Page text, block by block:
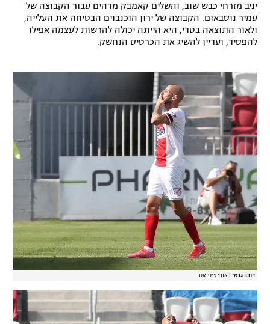
יניב מזרחי כבש שוב, והשלים קאמבק מדהים עבור הקבוצה של
עמיר נוסבאום. הקבוצה של ירון הוכנבוים הבטיחה את העלייה,
ולאור התוצאה בטדי, היא הייתה יכולה להרשות לעצמה אפילו
להפסיד, ועדיין להשיג את הכרטיס הנחשק.
דובב גבאי אודי ציטיאט